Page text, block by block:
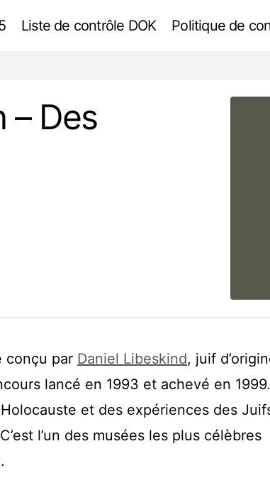
Liste de contrôle DOK Politique de
– Des
conçu par Daniel Libeskind, juif
lancé en 1993 et achevé en
et des expériences des
l’un des musées les plus célèbres